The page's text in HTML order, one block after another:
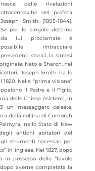
nasce dalle rivelazioni
ottocentesche del profeta
Joseph Smith (1805-1844).
Se per le singole dottrine
da lui proclamate è
possibile rintracciare
precedenti storici, la sintesi
Nato a Sharon, nel
Joseph Smith ha le
Nella “prima visione”
il Padre e il Figlio,
delle Chiese esistenti, in
un messaggero celeste,
della collina di Cumorah
nello Stato di New
antichi abitatori del
strumenti necessari per
in inglese. Nel 1827, dopo
in possesso delle “tavole
averne completata la